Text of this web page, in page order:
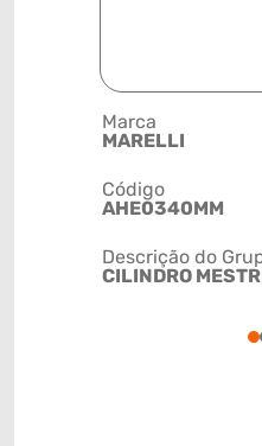
Marca
MARELLI
Código
AHE0340MM
Descrição do
CILINDRO
1